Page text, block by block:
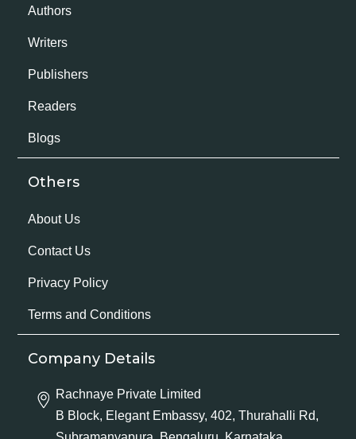
Authors
Writers
Publishers
Readers
Blogs
Others
About Us
Contact Us
Privacy Policy
Terms and Conditions
Company Details
Rachnaye Private Limited
B Block, Elegant Embassy, 402, Thurahalli Rd,